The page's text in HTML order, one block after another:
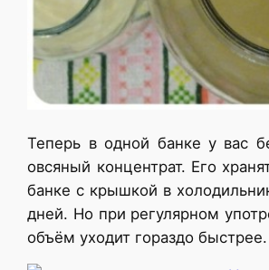
Теперь в одной банке у вас
овсяный концентрат. Его
банке с крышкой в
дней. Но при регулярном
объём уходит гораздо быстрее.